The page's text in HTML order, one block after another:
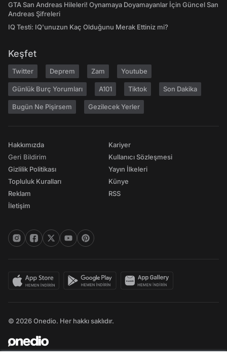
GTA San Andreas Hileleri! Oynamaya Doyamayanlar İçin Güncel San
Andreas Şifreleri
IQ Testi: IQ'unuzun Kaç Olduğunu Merak Ettiniz mi?
Keşfet
Twitter Deprem Zam Youtube
Günlük Burç Yorumları A101 Tiktok Son Dakika
Bugün Ne Pişirsem Gezilecek Yerler
Hakkımızda
Geri Bildirim
Gizlilik Politikası
Topluluk Kuralları
Reklam
İletişim
Kariyer
Kullanıcı Sözleşmesi
Yayın İlkeleri
Künye
RSS
© 2026 Onedio. Her hakkı saklıdır.